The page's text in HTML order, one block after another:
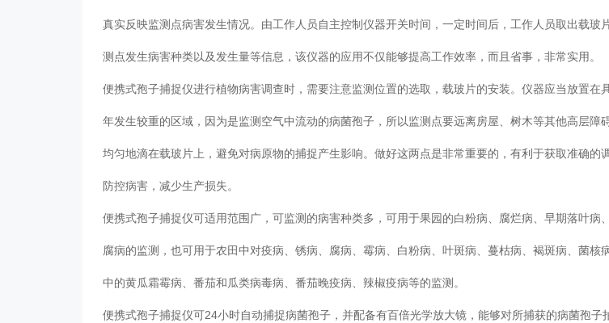
真实反映监测点病害发生情况。由工作人员自主控制仪器开关时间，一定时间后，工作人员取出载玻
测点发生病害种类以及发生量等信息，该仪器的应用不仅能够提高工作效率，而且省事，非常实用。
便携式孢子捕捉仪进行植物病害调查时，需要注意监测位置的选取，载玻片的安装。仪器应当放置在
年发生较重的区域，因为是监测空气中流动的病菌孢子，所以监测点要远离房屋、树木等其他高层障
均匀地滴在载玻片上，避免对病原物的捕捉产生影响。做好这两点是非常重要的，有利于获取准确的
防控病害，减少生产损失。
便携式孢子捕捉仪可适用范围广，可监测的病害种类多，可用于果园的白粉病、腐烂病、早期落叶病
腐病的监测，也可用于农田中对疫病、锈病、腐病、霉病、白粉病、叶斑病、蔓枯病、褐斑病、菌核
中的黄瓜霜霉病、番茄和瓜类病毒病、番茄晚疫病、辣椒疫病等的监测。
便携式孢子捕捉仪可24小时自动捕捉病菌孢子，并配备有百倍光学放大镜，能够对所捕获的病菌孢子